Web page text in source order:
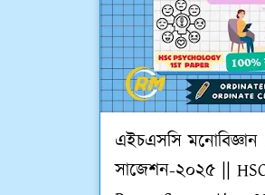
এইচএসসি মনোবিজ্ঞান
সাজেশন-২০২৫ ||